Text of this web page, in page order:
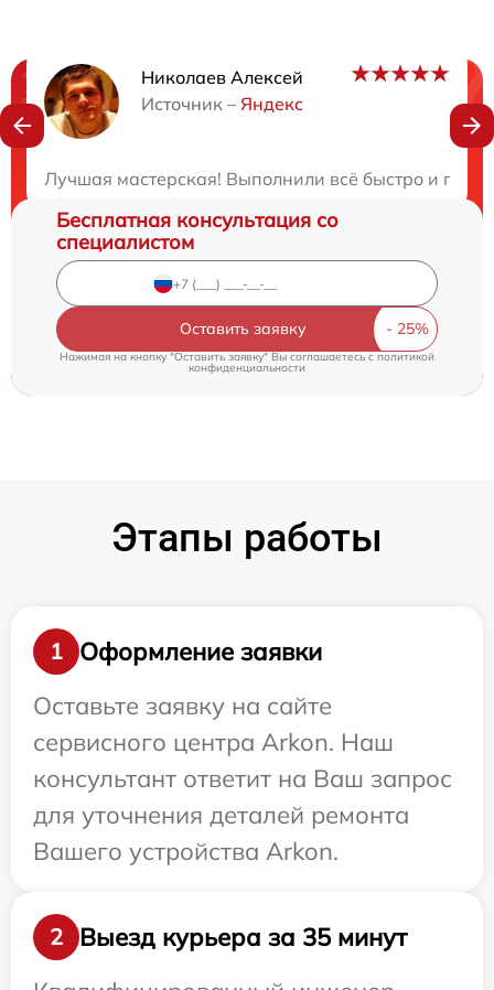
Николаев Алексей
Источник – Яндекс
Лучшая мастерская! Выполнили всё быстро и по
Нужна консультация?
Бесплатная консультация со
специалистом
Оставить заявку
Нажимая на кнопку "Оставить заявку" Вы соглашаетесь c политикой
конфиденциальности
Этапы работы
1
Оформление заявки
Оставьте заявку на сайте
сервисного центра Arkon. Наш
консультант ответит на Ваш запрос
для уточнения деталей ремонта
Вашего устройства Arkon.
2
Выезд курьера за 35 минут